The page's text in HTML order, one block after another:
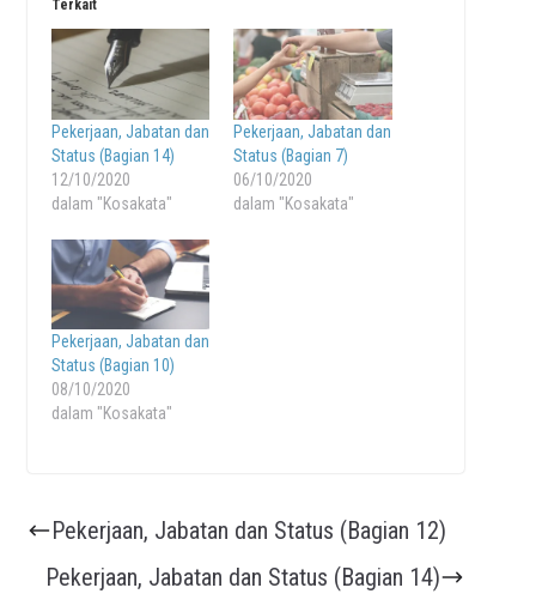
Terkait
Pekerjaan, Jabatan dan
Status (Bagian 14)
12/10/2020
dalam "Kosakata"
Pekerjaan, Jabatan dan
Status (Bagian 7)
06/10/2020
dalam "Kosakata"
Pekerjaan, Jabatan dan
Status (Bagian 10)
08/10/2020
dalam "Kosakata"
Pekerjaan, Jabatan dan Status (Bagian 12)
Pekerjaan, Jabatan dan Status (Bagian 14)